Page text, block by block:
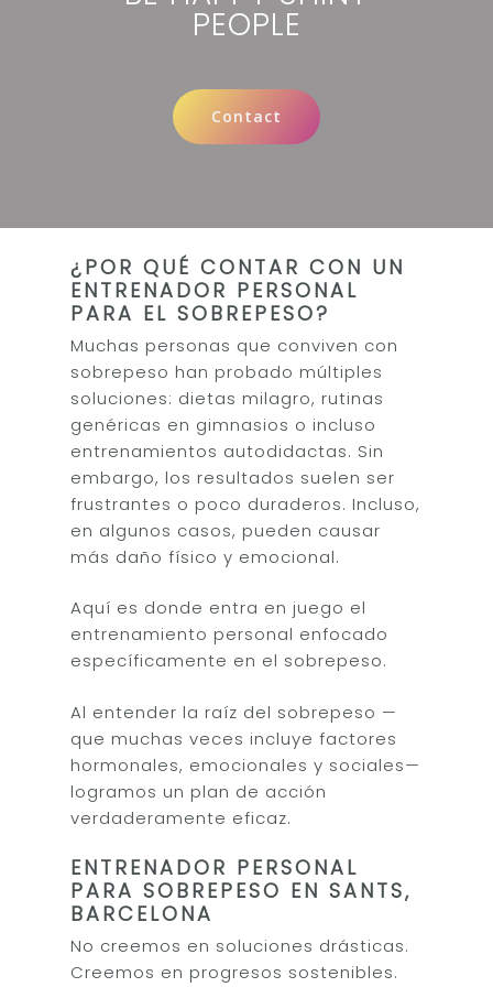
PEOPLE
Contact
¿POR QUÉ CONTAR CON UN
ENTRENADOR PERSONAL
PARA EL SOBREPESO?
Muchas personas que conviven con
sobrepeso han probado múltiples
soluciones: dietas milagro, rutinas
genéricas en gimnasios o incluso
entrenamientos autodidactas. Sin
embargo, los resultados suelen ser
frustrantes o poco duraderos. Incluso,
en algunos casos, pueden causar
más daño físico y emocional.
Aquí es donde entra en juego el
entrenamiento personal enfocado
específicamente en el sobrepeso.
Al entender la raíz del sobrepeso —
que muchas veces incluye factores
hormonales, emocionales y sociales—
logramos un plan de acción
verdaderamente eficaz.
ENTRENADOR PERSONAL
PARA SOBREPESO EN SANTS,
BARCELONA
No creemos en soluciones drásticas.
Creemos en progresos sostenibles.